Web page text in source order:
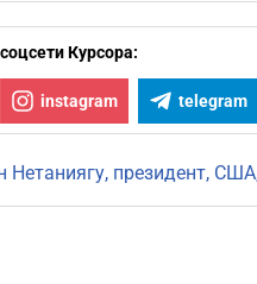
Курсора:
instagram telegram
Нетаниягу президент США